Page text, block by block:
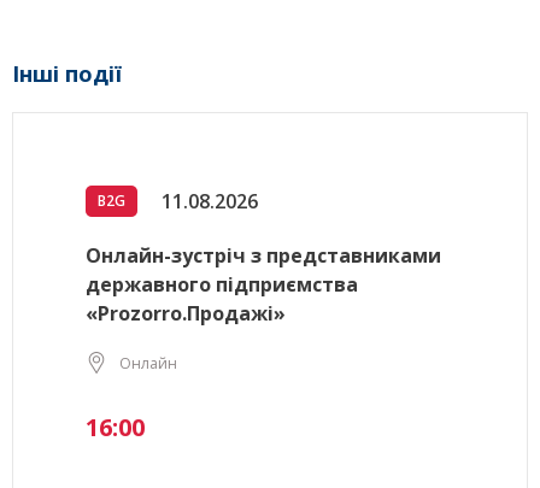
Інші події
B2G 11.08.2026
Онлайн-зустріч з представниками
державного підприємства
«Prozorro.Продажі»
Онлайн
16:00